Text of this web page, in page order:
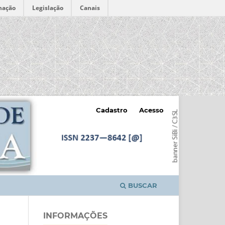
Legislação Canais
BUSCAR
Cadastro Acesso
INFORMAÇÕES